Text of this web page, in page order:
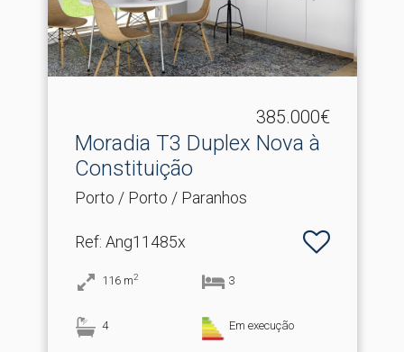
385.000€
Moradia T3 Duplex Nova à
Constituição
Porto / Porto / Paranhos
Ref: Ang11485x
116 m2 3
4 Em execução